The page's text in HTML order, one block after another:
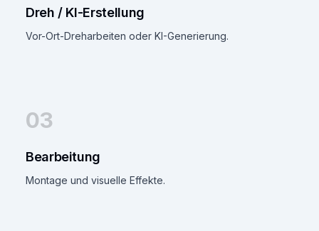
Dreh / KI-Erstellung
Vor-Ort-Dreharbeiten oder KI-Generierung.
03
Bearbeitung
Montage und visuelle Effekte.